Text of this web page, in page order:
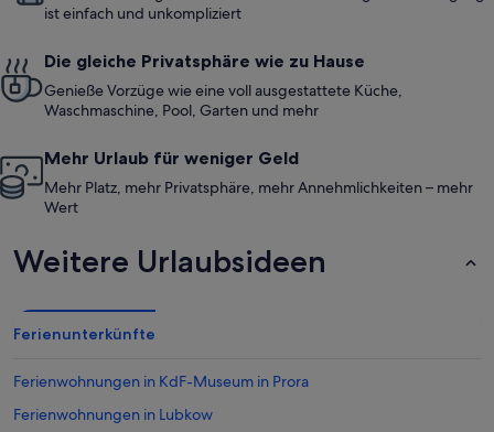
ist einfach und unkompliziert
Die gleiche Privatsphäre wie zu Hause
Genieße Vorzüge wie eine voll ausgestattete Küche,
Waschmaschine, Pool, Garten und mehr
Mehr Urlaub für weniger Geld
Mehr Platz, mehr Privatsphäre, mehr Annehmlichkeiten – mehr
Wert
Weitere Urlaubsideen
Ferienunterkünfte
Ferienwohnungen in KdF-Museum in Prora
Ferienwohnungen in Lubkow